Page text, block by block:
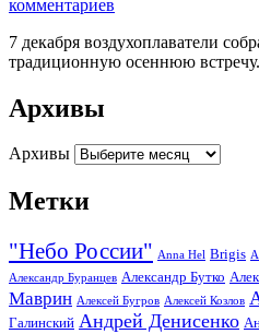
комментариев
7 декабря воздухоплаватели
традиционную осеннюю встречу.
Архивы
Архивы
Метки
"Небо России" Anna Hel Brigis
Александр Буранцев Александр Бутко
Маврин Алексей Бугров Алексей Козлов
Галинский Андрей Денисенко